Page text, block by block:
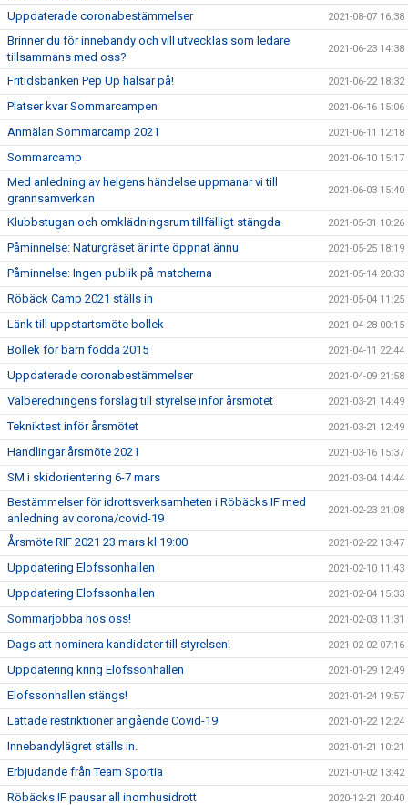
Uppdaterade coronabestämmelser 2021-08-07 16:38
Brinner du för innebandy och vill utvecklas som ledare
tillsammans med oss?
2021-06-23 14:38
Fritidsbanken Pep Up hälsar på! 2021-06-22 18:32
Platser kvar Sommarcampen 2021-06-16 15:06
Anmälan Sommarcamp 2021 2021-06-11 12:18
Sommarcamp 2021-06-10 15:17
Med anledning av helgens händelse uppmanar vi till
grannsamverkan
2021-06-03 15:40
Klubbstugan och omklädningsrum tillfälligt stängda 2021-05-31 10:26
Påminnelse: Naturgräset är inte öppnat ännu 2021-05-25 18:19
Påminnelse: Ingen publik på matcherna 2021-05-14 20:33
Röbäck Camp 2021 ställs in 2021-05-04 11:25
Länk till uppstartsmöte bollek 2021-04-28 00:15
Bollek för barn födda 2015 2021-04-11 22:44
Uppdaterade coronabestämmelser 2021-04-09 21:58
Valberedningens förslag till styrelse inför årsmötet 2021-03-21 14:49
Tekniktest inför årsmötet 2021-03-21 12:49
Handlingar årsmöte 2021 2021-03-16 15:37
SM i skidorientering 6-7 mars 2021-03-04 14:44
Bestämmelser för idrottsverksamheten i Röbäcks IF med
anledning av corona/covid-19
2021-02-23 21:08
Årsmöte RIF 2021 23 mars kl 19:00 2021-02-22 13:47
Uppdatering Elofssonhallen 2021-02-10 11:43
Uppdatering Elofssonhallen 2021-02-04 15:33
Sommarjobba hos oss! 2021-02-03 11:31
Dags att nominera kandidater till styrelsen! 2021-02-02 07:16
Uppdatering kring Elofssonhallen 2021-01-29 12:49
Elofssonhallen stängs! 2021-01-24 19:57
Lättade restriktioner angående Covid-19 2021-01-22 12:24
Innebandylägret ställs in. 2021-01-21 10:21
Erbjudande från Team Sportia 2021-01-02 13:42
Röbäcks IF pausar all inomhusidrott 2020-12-21 20:40